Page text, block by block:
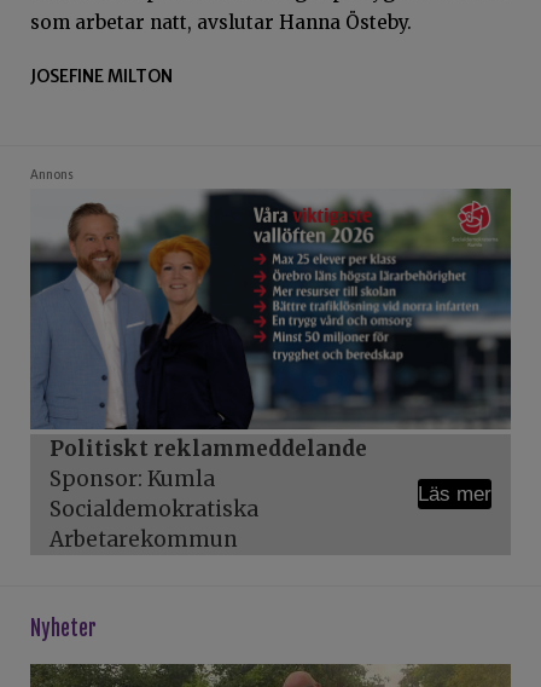
som arbetar natt, avslutar Hanna Östeby.
JOSEFINE MILTON
Annons
Politiskt reklammeddelande
Sponsor: Kumla
Socialdemokratiska
Arbetarekommun
Läs mer
Nyheter